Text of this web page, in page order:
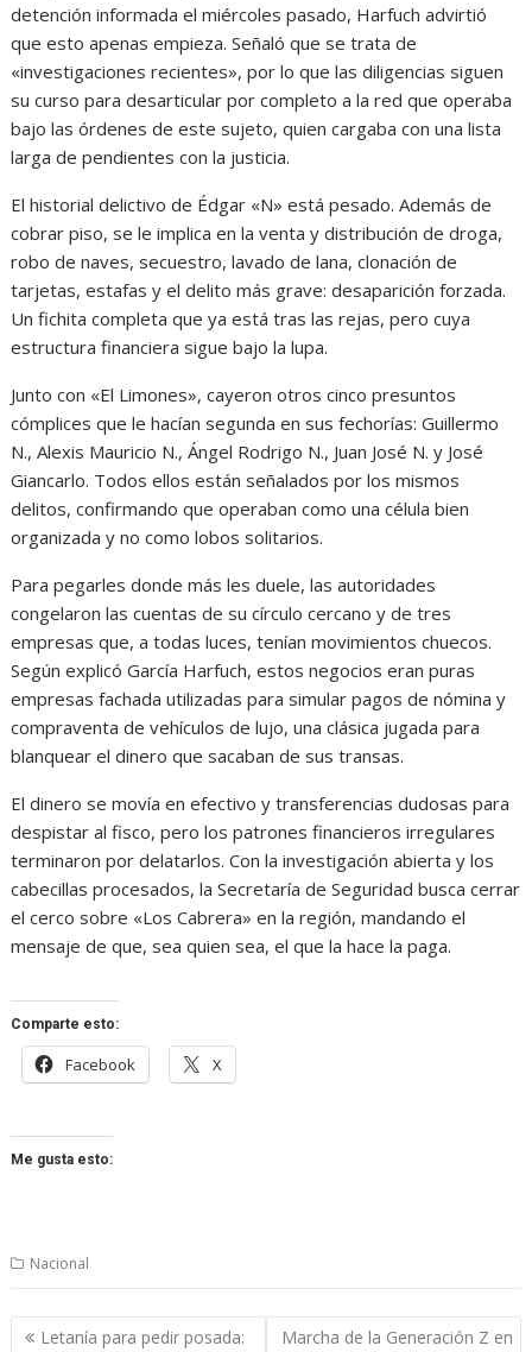
detención informada el miércoles pasado, Harfuch advirtió
que esto apenas empieza. Señaló que se trata de
«investigaciones recientes», por lo que las diligencias siguen
su curso para desarticular por completo a la red que operaba
bajo las órdenes de este sujeto, quien cargaba con una lista
larga de pendientes con la justicia.
El historial delictivo de Édgar «N» está pesado. Además de
cobrar piso, se le implica en la venta y distribución de droga,
robo de naves, secuestro, lavado de lana, clonación de
tarjetas, estafas y el delito más grave: desaparición forzada.
Un fichita completa que ya está tras las rejas, pero cuya
estructura financiera sigue bajo la lupa.
Junto con «El Limones», cayeron otros cinco presuntos
cómplices que le hacían segunda en sus fechorías: Guillermo
N., Alexis Mauricio N., Ángel Rodrigo N., Juan José N. y José
Giancarlo. Todos ellos están señalados por los mismos
delitos, confirmando que operaban como una célula bien
organizada y no como lobos solitarios.
Para pegarles donde más les duele, las autoridades
congelaron las cuentas de su círculo cercano y de tres
empresas que, a todas luces, tenían movimientos chuecos.
Según explicó García Harfuch, estos negocios eran puras
empresas fachada utilizadas para simular pagos de nómina y
compraventa de vehículos de lujo, una clásica jugada para
blanquear el dinero que sacaban de sus transas.
El dinero se movía en efectivo y transferencias dudosas para
despistar al fisco, pero los patrones financieros irregulares
terminaron por delatarlos. Con la investigación abierta y los
cabecillas procesados, la Secretaría de Seguridad busca cerrar
el cerco sobre «Los Cabrera» en la región, mandando el
mensaje de que, sea quien sea, el que la hace la paga.
Comparte esto:
Facebook X
Me gusta esto:
Nacional
Navegación
Letanía para pedir posada:
Marcha de la Generación Z en